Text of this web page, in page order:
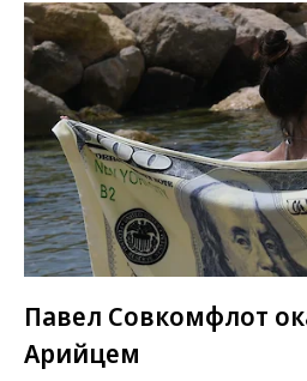
Павел Совкомфлот
Арийцем